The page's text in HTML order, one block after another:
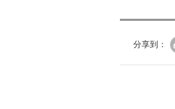
分享到：